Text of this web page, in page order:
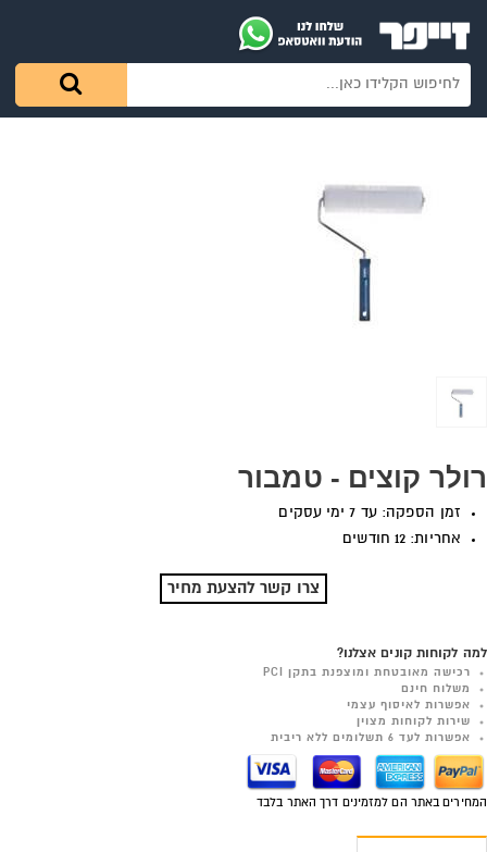
רולר קוצים - טמבור
זמן הספקה: עד 7 ימי עסקים
אחריות: 12 חודשים
צרו קשר להצעת מחיר
למה לקוחות קונים אצלנו?
רכישה מאובטחת ומוצפנת בתקן PCI
משלוח חינם
אפשרות לאיסוף עצמי
שירות לקוחות מצוין
אפשרות לעד 6 תשלומים ללא ריבית
המחירים באתר הם למזמינים דרך האתר בלבד